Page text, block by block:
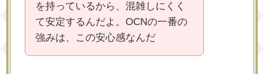
を持っているから、混雑しにくく
て安定するんだよ。OCNの一番の
強みは、この安心感なんだ